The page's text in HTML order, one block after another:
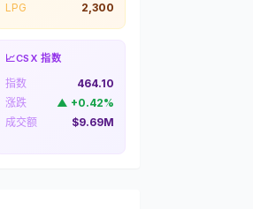
LPG
2,300
📈CSX 指数
指数
464.10
涨跌
▲ +0.42%
成交额
$9.69M